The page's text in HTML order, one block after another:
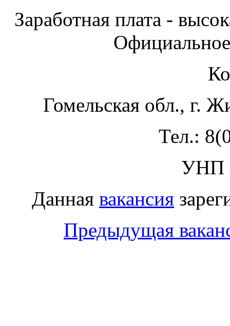
Заработная плата -
Гомельская обл., г.
Тел.:
УНП
Данная вакансия
Предыдущая